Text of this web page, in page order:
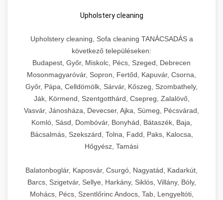
Upholstery cleaning
Upholstery cleaning, Sofa cleaning TANÁCSADÁS a
következő településeken:
Budapest, Győr, Miskolc, Pécs, Szeged, Debrecen
Mosonmagyaróvár, Sopron, Fertőd, Kapuvár, Csorna,
Győr, Pápa, Celldömölk, Sárvár, Kőszeg, Szombathely,
Ják, Körmend, Szentgotthárd, Csepreg, Zalalövő,
Vasvár, Jánosháza, Devecser, Ajka, Sümeg, Pécsvárad,
Komló, Sásd, Dombóvár, Bonyhád, Bátaszék, Baja,
Bácsalmás, Szekszárd, Tolna, Fadd, Paks, Kalocsa,
Hőgyész, Tamási
Balatonboglár, Kaposvár, Csurgó, Nagyatád, Kadarkút,
Barcs, Szigetvár, Sellye, Harkány, Siklós, Villány, Bóly,
Mohács, Pécs, Szentlőrinc Andocs, Tab, Lengyeltóti,